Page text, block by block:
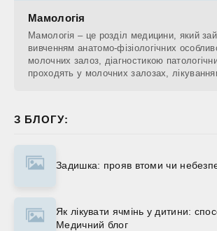
Мамологія
Мамологія – це розділ медицини, який
вивченням анатомо-фізіологічних
молочних залоз, діагностикою
проходять у молочних залозах,
З БЛОГУ:
Задишка: прояв втоми чи
Як лікувати ячмінь у дитини:
Медичний блог